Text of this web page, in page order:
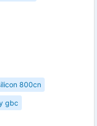
800cn
gbc